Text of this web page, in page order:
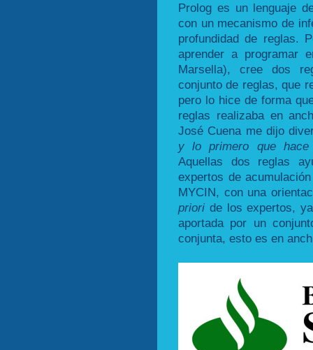
Prolog es un lenguaje
con un mecanismo de
profundidad de reglas.
aprender a programar
Marsella), cree dos
conjunto de reglas, que
pero lo hice de forma
reglas realizaba en
José Cuena me dijo
y lo primero que
Aquellas dos reglas
expertos de
MYCIN, con una
priori de los expertos,
aportada por un
conjunta, esto es en